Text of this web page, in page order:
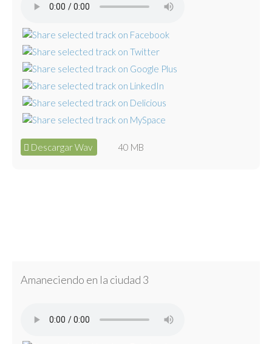
Descargar Wav 40 MB
Amaneciendo en la ciudad 3